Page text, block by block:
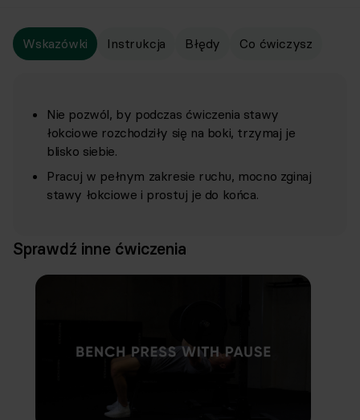
Wskazówki Instrukcja Błędy Co ćwiczysz
Nie pozwól, by podczas ćwiczenia stawy
łokciowe rozchodziły się na boki, trzymaj je
blisko siebie.
Pracuj w pełnym zakresie ruchu, mocno zginaj
stawy łokciowe i prostuj je do końca.
Sprawdź inne ćwiczenia